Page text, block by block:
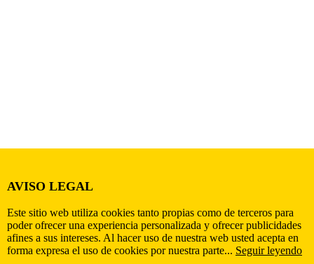
AVISO LEGAL
Este sitio web utiliza cookies tanto propias como de terceros para
poder ofrecer una experiencia personalizada y ofrecer publicidades
afines a sus intereses. Al hacer uso de nuestra web usted acepta en
forma expresa el uso de cookies por nuestra parte... Seguir leyendo